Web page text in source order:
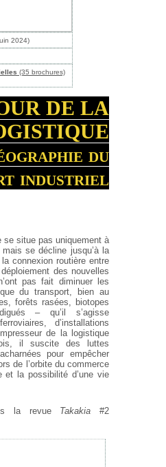
2024)
(35 brochures)
DE LA
du
industriel
se situe pas uniquement à
se décline jusqu’à la
connexion routière entre
des nouvelles
pas fait diminuer les
du transport, bien au
forêts rasées, biotopes
– qu’il s’agisse
d’installations
de la logistique
il suscite des luttes
pour empêcher
de l’orbite du commerce
et la possibilité d’une vie
la revue Takakia #2